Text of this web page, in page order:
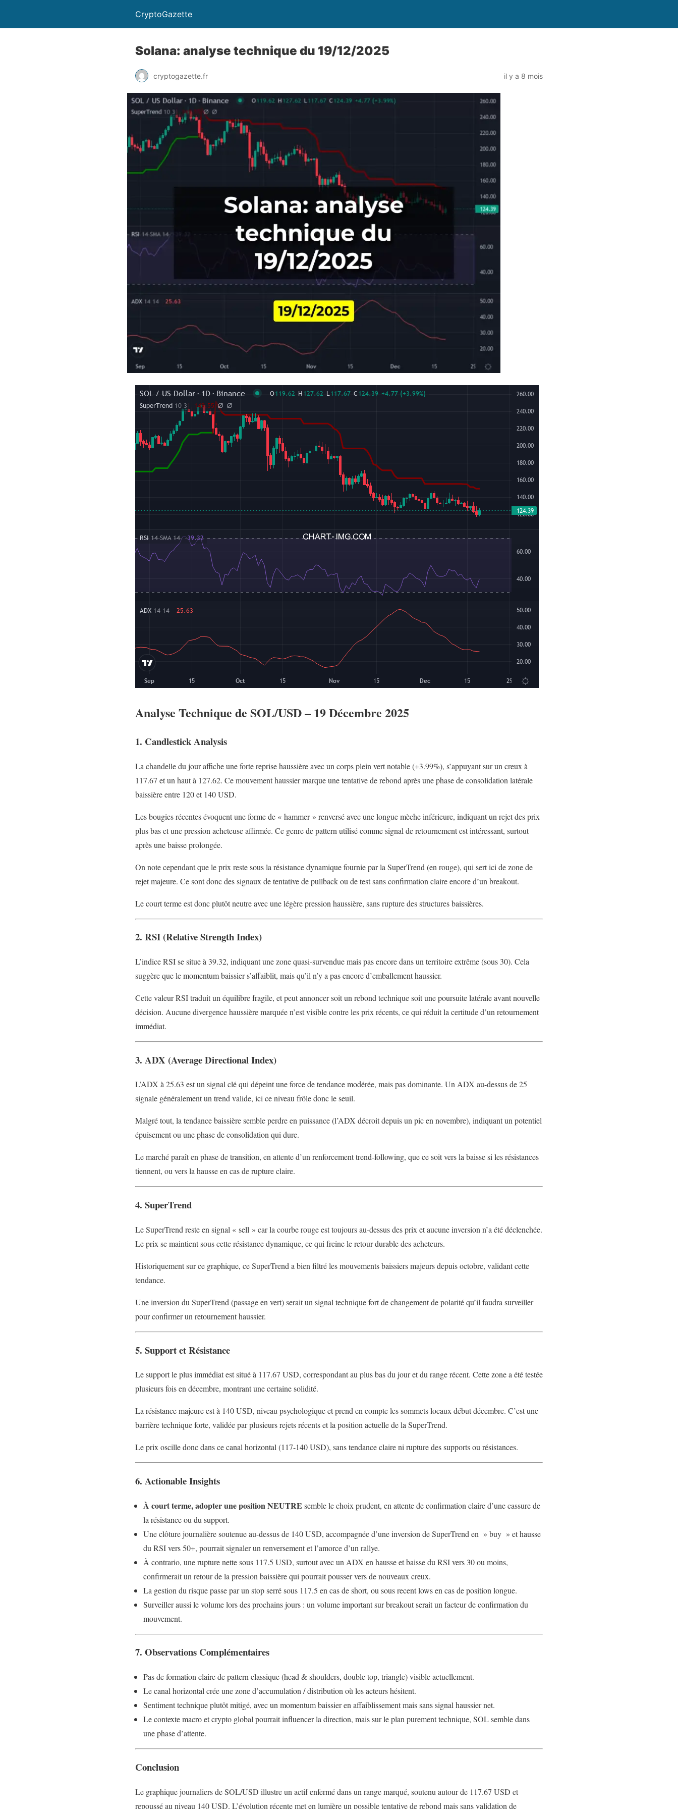
CryptoGazette
Solana: analyse technique du 19/12/2025
cryptogazette.fr il y a 8 mois
Analyse Technique de SOL/USD – 19 Décembre 2025
1. Candlestick Analysis
La chandelle du jour affiche une forte reprise haussière avec un corps plein vert notable (+3.99%), s’appuyant sur un creux à
117.67 et un haut à 127.62. Ce mouvement haussier marque une tentative de rebond après une phase de consolidation latérale
baissière entre 120 et 140 USD.
Les bougies récentes évoquent une forme de « hammer » renversé avec une longue mèche inférieure, indiquant un rejet des prix
plus bas et une pression acheteuse affirmée. Ce genre de pattern utilisé comme signal de retournement est intéressant, surtout
après une baisse prolongée.
On note cependant que le prix reste sous la résistance dynamique fournie par la SuperTrend (en rouge), qui sert ici de zone de
rejet majeure. Ce sont donc des signaux de tentative de pullback ou de test sans confirmation claire encore d’un breakout.
Le court terme est donc plutôt neutre avec une légère pression haussière, sans rupture des structures baissières.
2. RSI (Relative Strength Index)
L’indice RSI se situe à 39.32, indiquant une zone quasi-survendue mais pas encore dans un territoire extrême (sous 30). Cela
suggère que le momentum baissier s’affaiblit, mais qu’il n’y a pas encore d’emballement haussier.
Cette valeur RSI traduit un équilibre fragile, et peut annoncer soit un rebond technique soit une poursuite latérale avant nouvelle
décision. Aucune divergence haussière marquée n’est visible contre les prix récents, ce qui réduit la certitude d’un retournement
immédiat.
3. ADX (Average Directional Index)
L’ADX à 25.63 est un signal clé qui dépeint une force de tendance modérée, mais pas dominante. Un ADX au-dessus de 25
signale généralement un trend valide, ici ce niveau frôle donc le seuil.
Malgré tout, la tendance baissière semble perdre en puissance (l’ADX décroit depuis un pic en novembre), indiquant un potentiel
épuisement ou une phase de consolidation qui dure.
Le marché paraît en phase de transition, en attente d’un renforcement trend-following, que ce soit vers la baisse si les résistances
tiennent, ou vers la hausse en cas de rupture claire.
4. SuperTrend
Le SuperTrend reste en signal « sell » car la courbe rouge est toujours au-dessus des prix et aucune inversion n’a été déclenchée.
Le prix se maintient sous cette résistance dynamique, ce qui freine le retour durable des acheteurs.
Historiquement sur ce graphique, ce SuperTrend a bien filtré les mouvements baissiers majeurs depuis octobre, validant cette
tendance.
Une inversion du SuperTrend (passage en vert) serait un signal technique fort de changement de polarité qu’il faudra surveiller
pour confirmer un retournement haussier.
5. Support et Résistance
Le support le plus immédiat est situé à 117.67 USD, correspondant au plus bas du jour et du range récent. Cette zone a été testée
plusieurs fois en décembre, montrant une certaine solidité.
La résistance majeure est à 140 USD, niveau psychologique et prend en compte les sommets locaux début décembre. C’est une
barrière technique forte, validée par plusieurs rejets récents et la position actuelle de la SuperTrend.
Le prix oscille donc dans ce canal horizontal (117-140 USD), sans tendance claire ni rupture des supports ou résistances.
6. Actionable Insights
À court terme, adopter une position NEUTRE semble le choix prudent, en attente de confirmation claire d’une cassure de
la résistance ou du support.
Une clôture journalière soutenue au-dessus de 140 USD, accompagnée d’une inversion de SuperTrend en » buy » et hausse
du RSI vers 50+, pourrait signaler un renversement et l’amorce d’un rallye.
À contrario, une rupture nette sous 117.5 USD, surtout avec un ADX en hausse et baisse du RSI vers 30 ou moins,
confirmerait un retour de la pression baissière qui pourrait pousser vers de nouveaux creux.
La gestion du risque passe par un stop serré sous 117.5 en cas de short, ou sous recent lows en cas de position longue.
Surveiller aussi le volume lors des prochains jours : un volume important sur breakout serait un facteur de confirmation du
mouvement.
7. Observations Complémentaires
Pas de formation claire de pattern classique (head & shoulders, double top, triangle) visible actuellement.
Le canal horizontal crée une zone d’accumulation / distribution où les acteurs hésitent.
Sentiment technique plutôt mitigé, avec un momentum baissier en affaiblissement mais sans signal haussier net.
Le contexte macro et crypto global pourrait influencer la direction, mais sur le plan purement technique, SOL semble dans
une phase d’attente.
Conclusion
Le graphique journaliers de SOL/USD illustre un actif enfermé dans un range marqué, soutenu autour de 117.67 USD et
repoussé au niveau 140 USD. L’évolution récente met en lumière un possible tentative de rebond mais sans validation de